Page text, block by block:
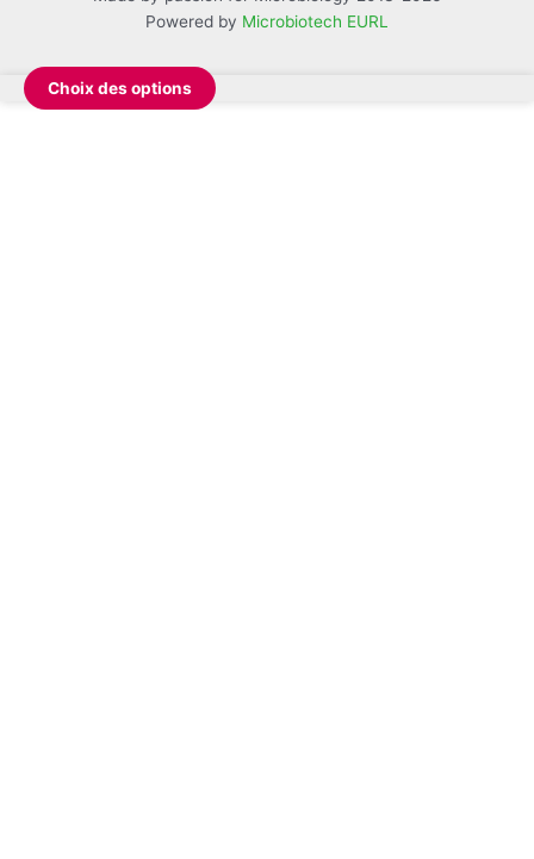
Powered by Microbiotech EURL
Choix des options